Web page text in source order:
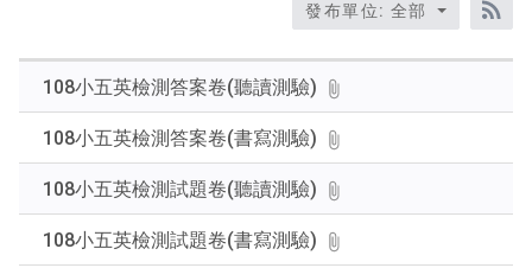
下
Enter
查
發布單位: 全部
108小五英檢測答案卷(聽讀測驗)
108小五英檢測答案卷(書寫測驗)
108小五英檢測試題卷(聽讀測驗)
108小五英檢測試題卷(書寫測驗)